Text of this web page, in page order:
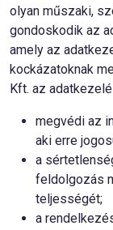
olyan műszaki,
gondoskodik az
amely az
kockázatoknak
Kft. az
megvédi az
aki erre
a
feldolgozás
teljességét;
a